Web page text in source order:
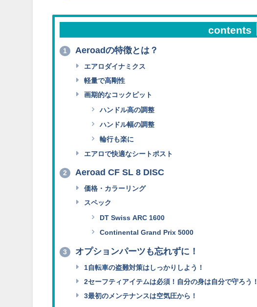
contents
1 Aeroadの特徴とは？
エアロダイナミクス
軽量で高剛性
画期的なコックピット
ハンドル高の調整
ハンドル幅の調整
輪行も楽に
エアロで快適なシートポスト
2 Aeroad CF SL 8 DISC
価格・カラーリング
スペック
DT Swiss ARC 1600
Continental Grand Prix 5000
3 オプションパーツも忘れずに！
1自転車の盗難対策はしっかりしよう！
2セーフティアイテムは必須！自分の身は自分で守ろう！
3最初のメンテナンスは空気圧から！